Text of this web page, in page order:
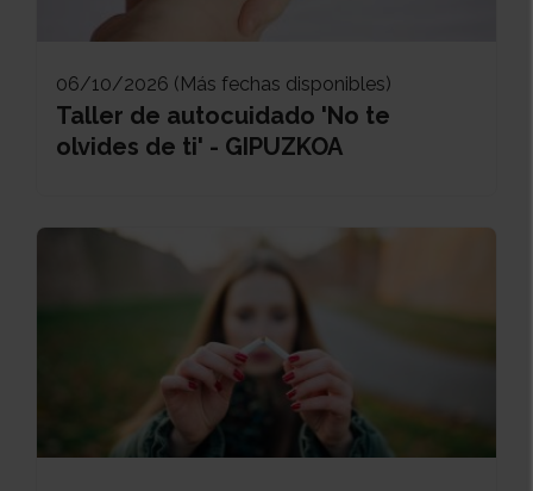
06/10/2026 (Más fechas disponibles)
Taller de autocuidado 'No te
olvides de ti' - GIPUZKOA